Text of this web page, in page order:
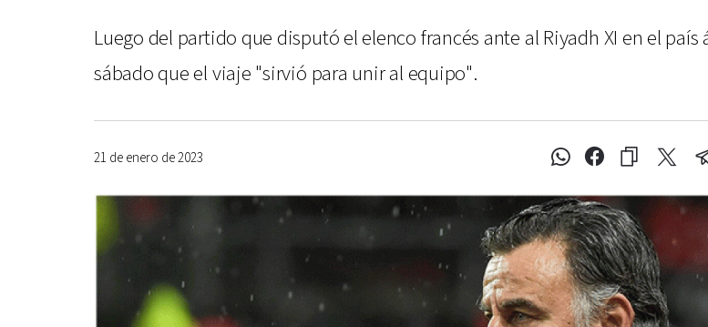
Luego del partido que disputó el elenco francés ante al Riyadh XI en el
sábado que el viaje "sirvió para unir al equipo".
21 de enero de 2023